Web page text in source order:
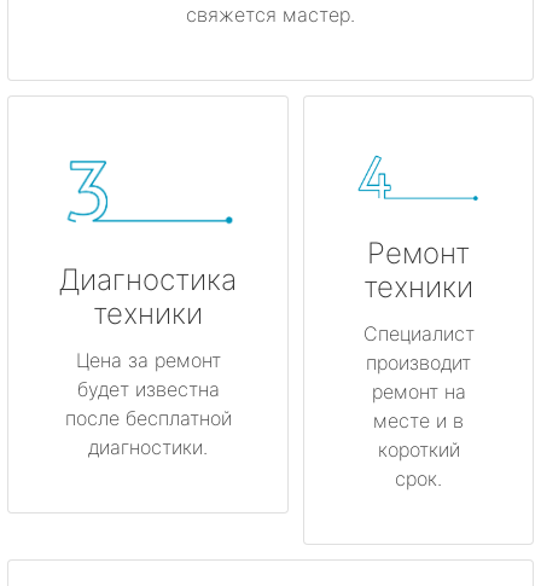
свяжется мастер.
Диагностика
техники
Цена за ремонт
будет известна
после бесплатной
диагностики.
Ремонт
техники
Специалист
производит
ремонт на
месте и в
короткий
срок.